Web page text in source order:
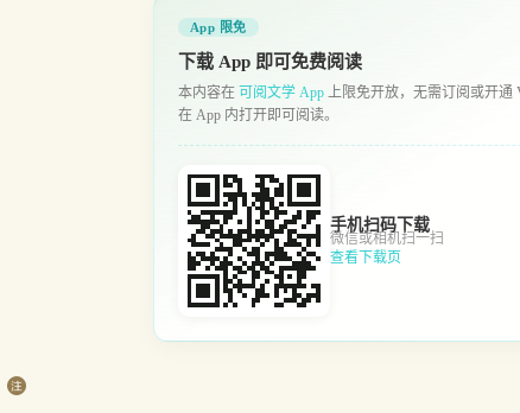
App 限免
下载 App 即可免费阅读
本内容在 可阅文学 App 上限免开放，无需订阅或开通
在 App 内打开即可阅读。
手机扫码下载
微信或相机扫一扫
查看下载页